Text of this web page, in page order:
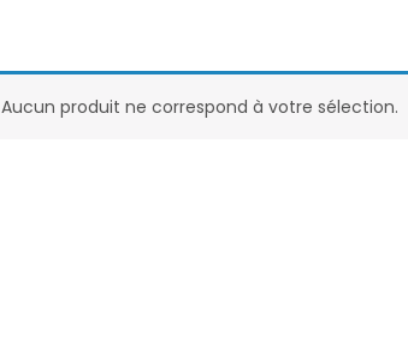
Aucun produit ne correspond à votre sélection.